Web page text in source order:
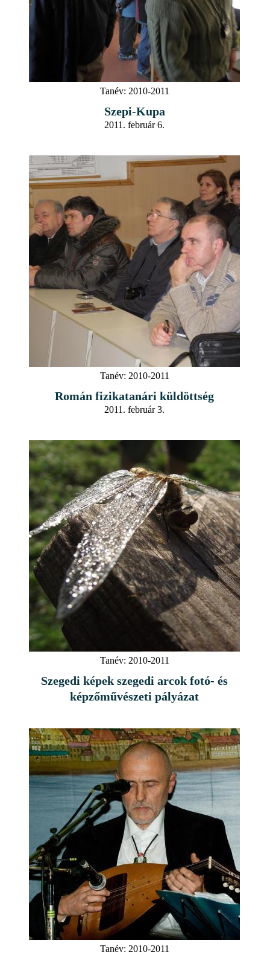
Tanév: 2010-2011
Szepi-Kupa
2011. február 6.
Tanév: 2010-2011
Román fizikatanári küldöttség
2011. február 3.
Tanév: 2010-2011
Szegedi képek szegedi arcok fotó- és
képzőművészeti pályázat
Tanév: 2010-2011